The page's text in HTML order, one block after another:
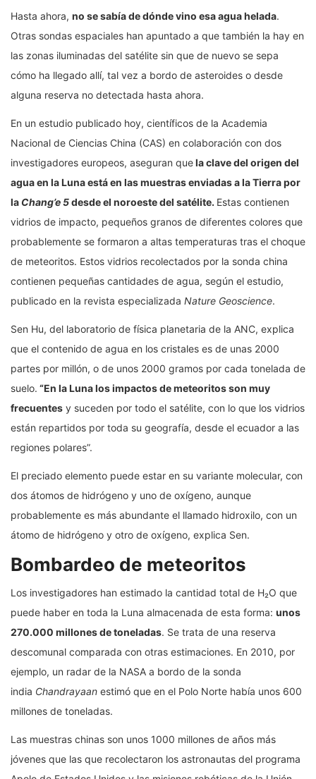
Hasta ahora, no se sabía de dónde vino esa agua helada.
Otras sondas espaciales han apuntado a que también la hay en
las zonas iluminadas del satélite sin que de nuevo se sepa
cómo ha llegado allí, tal vez a bordo de asteroides o desde
alguna reserva no detectada hasta ahora.
En un estudio publicado hoy, científicos de la Academia
Nacional de Ciencias China (CAS) en colaboración con dos
investigadores europeos, aseguran quela clave del origen del
agua en la Luna está en las muestras enviadas a la Tierra por
la Chang’e 5desde el noroeste del satélite. Estas contienen
vidrios de impacto, pequeños granos de diferentes colores que
probablemente se formaron a altas temperaturas tras el choque
de meteoritos. Estos vidrios recolectados por la sonda china
contienen pequeñas cantidades de agua, según el estudio,
publicado en la revista especializada Nature Geoscience.
Sen Hu, del laboratorio de física planetaria de la ANC, explica
que el contenido de agua en los cristales es de unas 2000
partes por millón, o de unos 2000 gramos por cada tonelada de
suelo. “En la Luna los impactos de meteoritos son muy
frecuentes y suceden por todo el satélite, con lo que los vidrios
están repartidos por toda su geografía, desde el ecuador a las
regiones polares”.
El preciado elemento puede estar en su variante molecular, con
dos átomos de hidrógeno y uno de oxígeno, aunque
probablemente es más abundante el llamado hidroxilo, con un
átomo de hidrógeno y otro de oxígeno, explica Sen.
Bombardeo de meteoritos
Los investigadores han estimado la cantidad total de H₂O que
puede haber en toda la Luna almacenada de esta forma: unos
270.000 millones de toneladas. Se trata de una reserva
descomunal comparada con otras estimaciones. En 2010, por
ejemplo, un radar de la NASA a bordo de la sonda
india Chandrayaan estimó que en el Polo Norte había unos 600
millones de toneladas.
Las muestras chinas son unos 1000 millones de años más
jóvenes que las que recolectaron los astronautas del programa